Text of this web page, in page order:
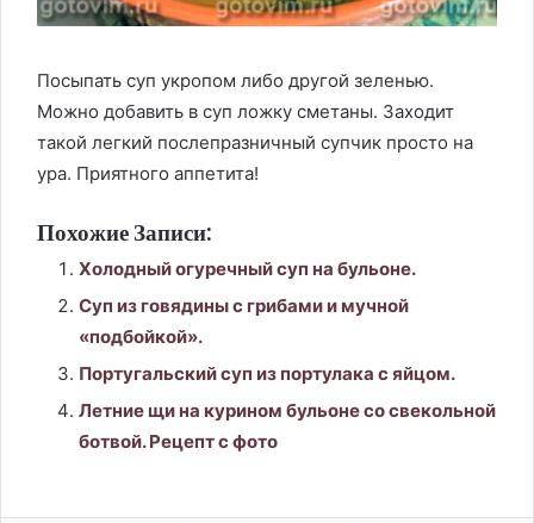
Посыпать суп укропом либо другой зеленью.
Можно добавить в суп ложку сметаны. Заходит
такой легкий послепразничный супчик просто на
ура. Приятного аппетита!
Похожие Записи:
Холодный огуречный суп на бульоне.
Суп из говядины с грибами и мучной
«подбойкой».
Португальский суп из портулака с яйцом.
Летние щи на курином бульоне со свекольной
ботвой. Рецепт с фото